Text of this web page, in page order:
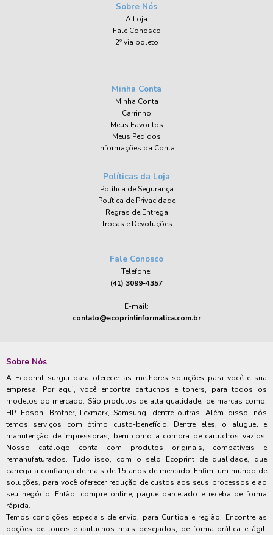
Sobre Nós
A Loja
Fale Conosco
2º via boleto
Minha Conta
Minha Conta
Carrinho
Meus Favoritos
Meus Pedidos
Informações da Conta
Políticas da Loja
Política de Segurança
Política de Privacidade
Regras de Entrega
Trocas e Devoluções
Fale Conosco
Telefone:
(41) 3099-4357
E-mail:
contato@ecoprintinformatica.com.br
Sobre Nós
A Ecoprint surgiu para oferecer as melhores soluções para você e sua
empresa. Por aqui, você encontra cartuchos e toners, para todos os
modelos do mercado. São produtos de alta qualidade, de marcas como:
HP, Epson, Brother, Lexmark, Samsung, dentre outras. Além disso, nós
temos serviços com ótimo custo-benefício. Dentre eles, o aluguel e
manutenção de impressoras, bem como a compra de cartuchos vazios.
Nosso catálogo conta com produtos originais, compatíveis e
remanufaturados. Tudo isso, com o selo Ecoprint de qualidade, que
carrega a confiança de mais de 15 anos de mercado. Enfim, um mundo de
soluções, para você oferecer redução de custos aos seus processos e ao
seu negócio. Então, compre online, pague parcelado e receba de forma
rápida.
Temos condições especiais de envio, para Curitiba e região. Encontre as
opções de toners e cartuchos mais desejados, de forma prática e ágil.